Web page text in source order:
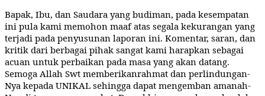
Bapak, Ibu, dan Saudara yang budiman, pada kesempatan
ini pula kami memohon maaf atas segala kekurangan yang
terjadi pada penyusunan laporan ini. Komentar, saran, dan
kritik dari berbagai pihak sangat kami harapkan sebagai
acuan untuk perbaikan pada masa yang akan datang.
Semoga Allah Swt memberikanrahmat dan perlindungan-
Nya kepada UNIKAL sehingga dapat mengemban amanah-